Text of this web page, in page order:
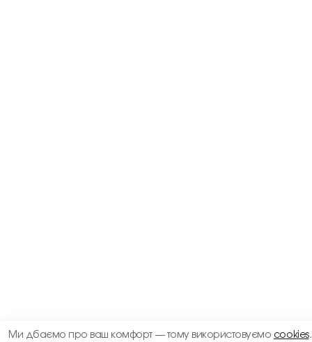
Ми дбаємо про ваш комфорт — тому використовуємо cookies